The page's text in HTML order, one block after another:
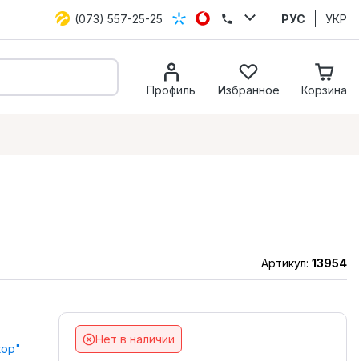
(073) 557-25-25 РУС УКР
Профиль Избранное Корзина
Артикул: 13954
Нет в наличии